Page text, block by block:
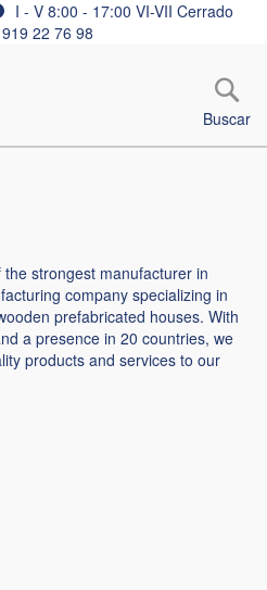
I - V 8:00 - 17:00 VI-VII Cerrado
22 76 98
Buscar
strongest manufacturer in
company specializing in
prefabricated houses. With
a presence in 20 countries, we
products and services to our